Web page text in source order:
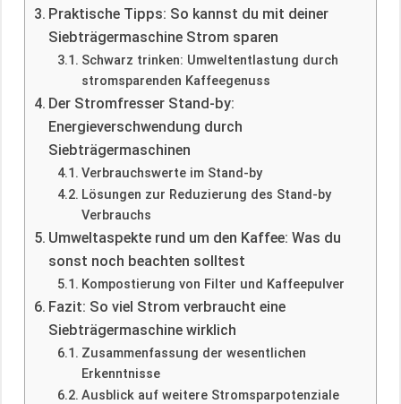
Praktische Tipps: So kannst du mit deiner
Siebträgermaschine Strom sparen
Schwarz trinken: Umweltentlastung durch
stromsparenden Kaffeegenuss
Der Stromfresser Stand-by:
Energieverschwendung durch
Siebträgermaschinen
Verbrauchswerte im Stand-by
Lösungen zur Reduzierung des Stand-by
Verbrauchs
Umweltaspekte rund um den Kaffee: Was du
sonst noch beachten solltest
Kompostierung von Filter und Kaffeepulver
Fazit: So viel Strom verbraucht eine
Siebträgermaschine wirklich
Zusammenfassung der wesentlichen
Erkenntnisse
Ausblick auf weitere Stromsparpotenziale